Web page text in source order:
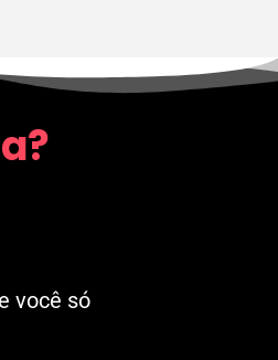
você só